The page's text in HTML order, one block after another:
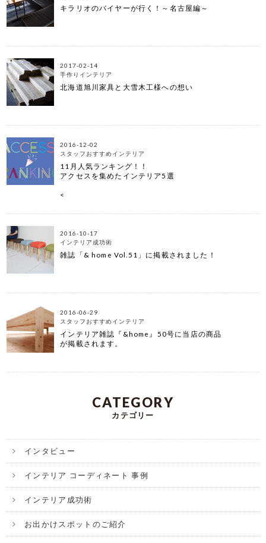
キラリオのバイヤーが行く！～名古屋編～
2017-02-14
手作りインテリア
北海道旭川家具と大雪木工様への想い
2016-12-02
スタッフおすすめインテリア
11月人気ランキング！！
アクセスを集めたインテリア5選
<
2016-10-17
インテリア成功術
雑誌「& home Vol.51」に掲載されました！
2016-06-29
スタッフおすすめインテリア
インテリア雑誌『&home』50号に当店の商品
が掲載されます。
CATEGORY
カテゴリー
インタビュー
インテリア コーディネート 事例
インテリア成功術
お出かけスポットのご紹介